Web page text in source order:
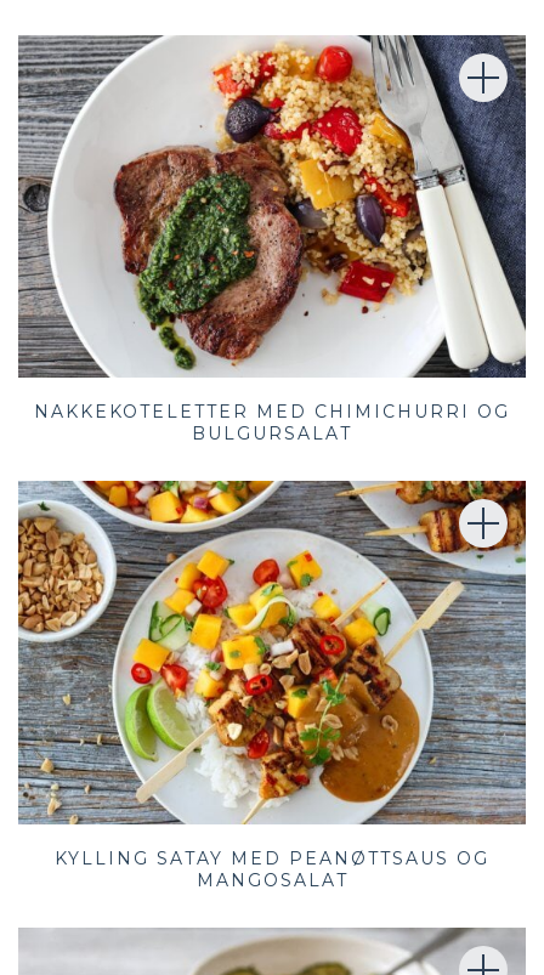
NAKKEKOTELETTER MED CHIMICHURRI OG
BULGURSALAT
KYLLING SATAY MED PEANØTTSAUS OG
MANGOSALAT